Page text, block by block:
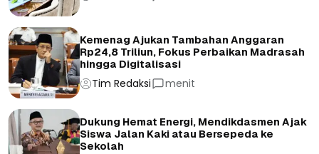
Kemenag Ajukan Tambahan Anggaran
Rp24,8 Triliun, Fokus Perbaikan Madrasah
hingga Digitalisasi
Tim Redaksi menit
Dukung Hemat Energi, Mendikdasmen Ajak
Siswa Jalan Kaki atau Bersepeda ke
Sekolah